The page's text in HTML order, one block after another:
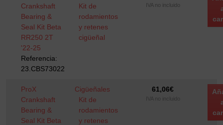
Crankshaft
Bearing &
Seal Kit Beta
RR250 2T
'22-25
Referencia:
23.CBS73022
Kit de
rodamientos
y retenes
cigüeñal
IVA no incluido
ProX
Crankshaft
Bearing &
Seal Kit Beta
Cigüeñales
Kit de
rodamientos
y retenes
61,06€
IVA no incluido